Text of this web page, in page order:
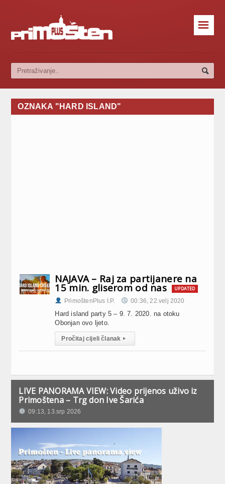
☰
OZNAKA "HARD ISLAND"
NAJAVA – Raj za partijanere na
15 min. gliserom od nas UPDATED
PrimoštenPlus I.P. 00:36, 22.velj 2020
Hard island party 5 – 9. 7. 2020. na otoku
Obonjan ovo ljeto.
Pročitaj cijeli članak ▸
LIVE PANORAMA VIEW: Video prijenos uživo iz
Primoštena – Trg don Ive Šarića
09:13, 13.srp 2026